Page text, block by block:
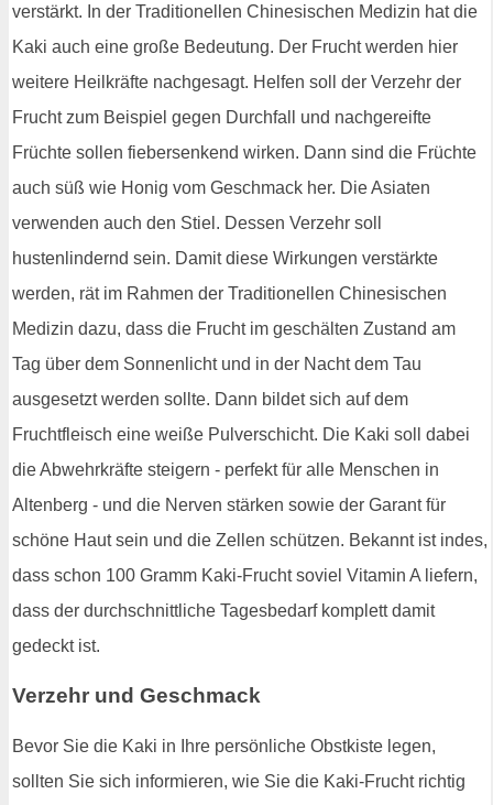
verstärkt. In der Traditionellen Chinesischen Medizin hat die
Kaki auch eine große Bedeutung. Der Frucht werden hier
weitere Heilkräfte nachgesagt. Helfen soll der Verzehr der
Frucht zum Beispiel gegen Durchfall und nachgereifte
Früchte sollen fiebersenkend wirken. Dann sind die Früchte
auch süß wie Honig vom Geschmack her. Die Asiaten
verwenden auch den Stiel. Dessen Verzehr soll
hustenlindernd sein. Damit diese Wirkungen verstärkte
werden, rät im Rahmen der Traditionellen Chinesischen
Medizin dazu, dass die Frucht im geschälten Zustand am
Tag über dem Sonnenlicht und in der Nacht dem Tau
ausgesetzt werden sollte. Dann bildet sich auf dem
Fruchtfleisch eine weiße Pulverschicht. Die Kaki soll dabei
die Abwehrkräfte steigern - perfekt für alle Menschen in
Altenberg - und die Nerven stärken sowie der Garant für
schöne Haut sein und die Zellen schützen. Bekannt ist indes,
dass schon 100 Gramm Kaki-Frucht soviel Vitamin A liefern,
dass der durchschnittliche Tagesbedarf komplett damit
gedeckt ist.
Verzehr und Geschmack
Bevor Sie die Kaki in Ihre persönliche Obstkiste legen,
sollten Sie sich informieren, wie Sie die Kaki-Frucht richtig